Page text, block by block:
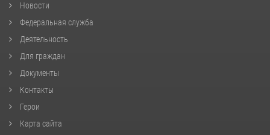
Новости
Федеральная служба
Деятельность
Для граждан
Документы
Контакты
Герои
Карта сайта